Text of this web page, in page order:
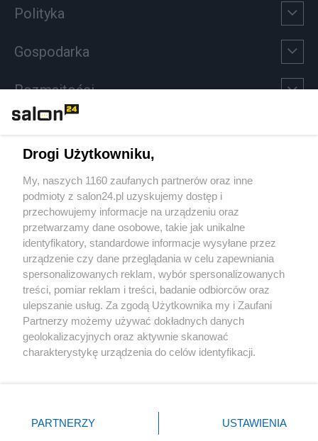
Polityka
Gospodarka
Rozmaitości
Sport
Społeczeństwo
Kultura
X Facebook Instagram Youtube
Drogi Użytkowniku,
My, naszych 1160 zaufanych partnerów oraz inne
podmioty z salon24.pl uzyskujemy dostęp i
przechowujemy informacje na urządzeniu oraz
przetwarzamy dane osobowe, takie jak unikalne
identyfikatory, standardowe informacje wysyłane przez
urządzenie czy dane przeglądania w celu zapewniania
spersonalizowanych reklam, wybór spersonalizowanych
treści, pomiar reklam i treści, badanie odbiorców oraz
ulepszanie usług. Za zgodą Użytkownika my i Zaufani
Partnerzy możemy używać dokładnych danych
geolokalizacyjnych oraz aktywnie skanować
charakterystykę urządzenia do celów identyfikacji.
zmienić/wycofać klikając przycisk ustawień prywatności
znajdujący się w lewym dolnym rogu strony
PARTNERZY USTAWIENIA